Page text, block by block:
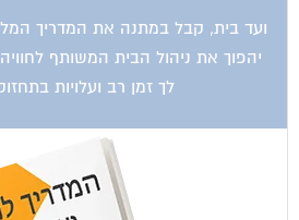
ועד בית, קבל במתנה את המדריך
יהפוך את ניהול הבית המשותף
לך זמן רב ועלויות